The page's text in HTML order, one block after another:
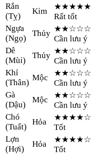
Rắn
(Tỵ)
Kim
★★★★★
Rất tốt
Ngựa
(Ngọ)
Thủy ★★☆☆☆
Cần lưu ý
Dê
(Mùi)
Thủy ★★☆☆☆
Cần lưu ý
Khỉ
(Thân)
Mộc ★★☆☆☆
Cần lưu ý
Gà
(Dậu)
Mộc ★★☆☆☆
Cần lưu ý
Chó
(Tuất)
Hỏa ★★★★☆
Tốt
Lợn
(Hợi)
Hỏa ★★★★☆
Tốt